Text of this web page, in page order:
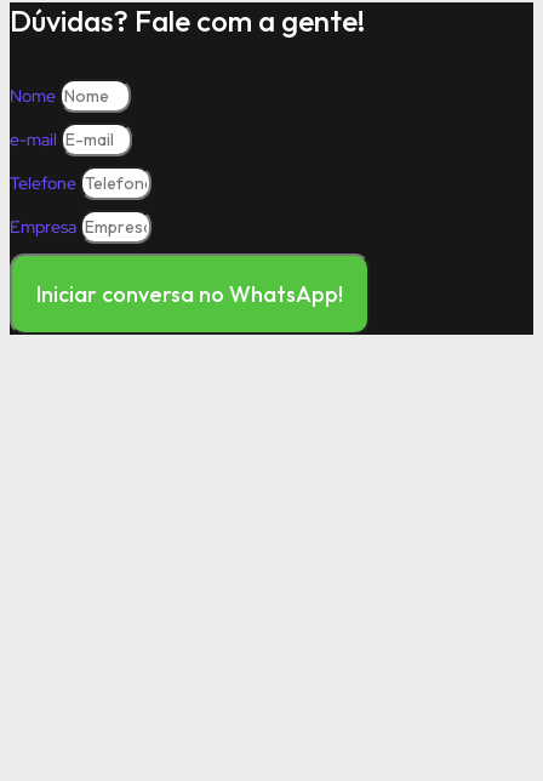
Dúvidas? Fale com a gente!
Nome
e-mail
Telefone
Empresa
Iniciar conversa no WhatsApp!